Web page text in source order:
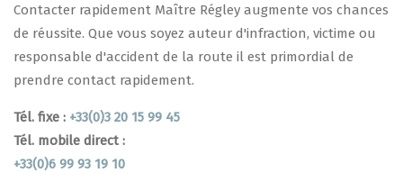
Contacter rapidement Maître Régley augmente vos chances
de réussite. Que vous soyez auteur d'infraction, victime ou
responsable d'accident de la route il est primordial de
prendre contact rapidement.
Tél. fixe : +33(0)3 20 15 99 45
Tél. mobile direct :
+33(0)6 99 93 19 10